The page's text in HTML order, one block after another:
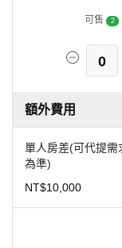
可售 2
0
額外費用
單人房差(可代提
為準)
NT$10,000